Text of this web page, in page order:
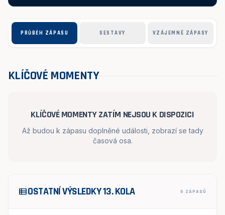
PRŮBĚH ZÁPASU SESTAVY VZÁJEMNÉ ZÁPASY
KLÍČOVÉ MOMENTY
KLÍČOVÉ MOMENTY ZATÍM NEJSOU K DISPOZICI
Až budou k zápasu doplněné události, zobrazí se tady
časová osa.
view_listOSTATNÍ VÝSLEDKY 13. KOLA 5 ZÁPASŮ